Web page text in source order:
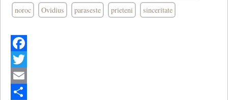
noroc Ovidius paraseste prieteni sinceritate
Facebook
Twitter
Email